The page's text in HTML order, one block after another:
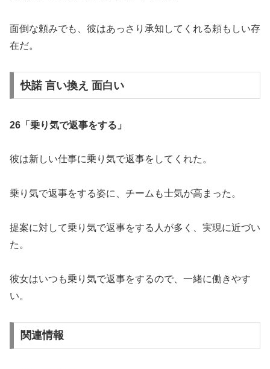
面倒な頼みでも、彼はあっさり承知してくれる頼もしい存
在だ。
快諾 言い換え 面白い
26「乗り気で返事をする」
彼は新しい仕事に乗り気で返事をしてくれた。
乗り気で返事をする姿に、チームも士気が高まった。
提案に対して乗り気で返事をする人が多く、実現に近づい
た。
彼女はいつも乗り気で返事をするので、一緒に働きやす
い。
関連情報